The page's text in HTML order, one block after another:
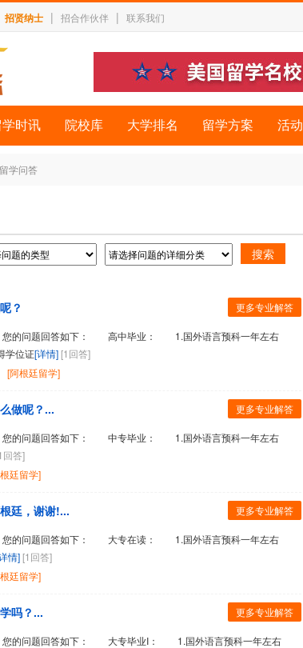
招贤纳士 | 招合作伙伴 | 联系我们
学时讯 院校库 大学排名 留学方案 活动
学问答
更多专业解答
？
您的问题回答如下： 高中毕业： 1.国外语言预科一年左右
学位证[详情][1回答]
[阿根廷留学]
更多专业解答
做呢？...
您的问题回答如下： 中专毕业： 1.国外语言预科一年左右
回答]
廷留学]
更多专业解答
廷，谢谢!...
您的问题回答如下： 大专在读： 1.国外语言预科一年左右
情][1回答]
廷留学]
更多专业解答
吗？...
您的问题回答如下： 大专毕业I： 1.国外语言预科一年左右